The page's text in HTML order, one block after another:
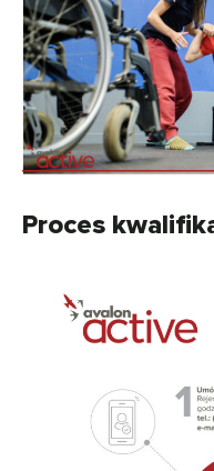
Proces